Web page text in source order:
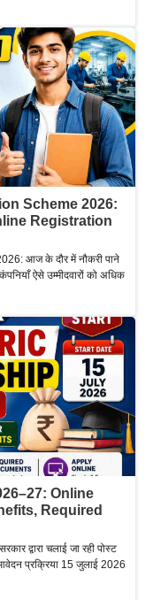
Scheme 2026:
Registration
आज के दौर में नौकरी पाने
ऐसे उम्मीदवारों को अधिक
Online
Required
द्वारा चलाई जा रही पोस्ट
प्रक्रिया 15 जुलाई 2026